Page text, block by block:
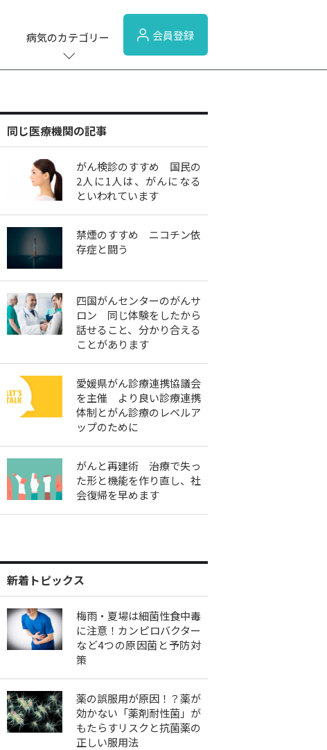
病気のカテゴリー 会員登録
同じ医療機関の記事
がん検診のすすめ 国民の
2人に1人は、がんになる
といわれています
禁煙のすすめ ニコチン依
存症と闘う
四国がんセンターのがんサ
ロン 同じ体験をしたから
話せること、分かり合える
ことがあります
愛媛県がん診療連携協議会
を主催 より良い診療連携
体制とがん診療のレベルア
ップのために
がんと再建術 治療で失っ
た形と機能を作り直し、社
会復帰を早めます
新着トピックス
梅雨・夏場は細菌性食中毒
に注意！カンピロバクター
など4つの原因菌と予防対
策
薬の誤服用が原因！？薬が
効かない「薬剤耐性菌」が
もたらすリスクと抗菌薬の
正しい服用法